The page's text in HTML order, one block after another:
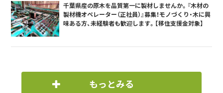
千葉県産の原木を品質第一に製材しませんか。『木材の
製材機オペレーター（正社員）』募集！モノづくり・木に興
味ある方、未経験者も歓迎します。【移住支援金対象】
もっとみる